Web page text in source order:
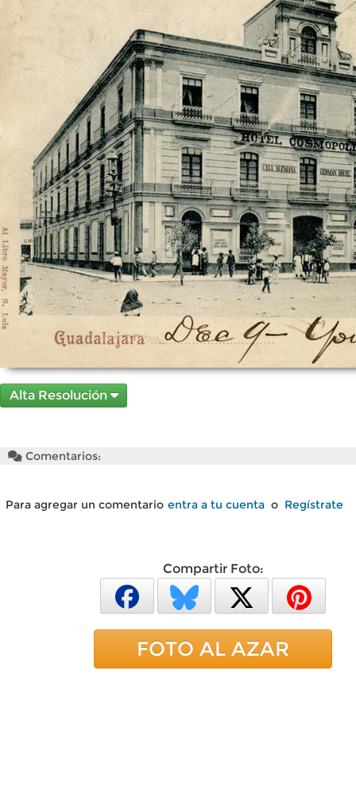
Alta Resolución
Comentarios:
Para agregar un comentario entra a tu cuenta o Regístrate
Compartir Foto:
FOTO AL AZAR